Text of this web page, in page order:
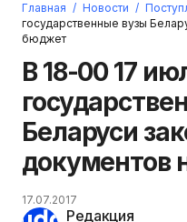
Главная / Новости /
государственные вузы
бюджет
В 18-00 17
Беларуси
документов
Редакция
17.07.2017